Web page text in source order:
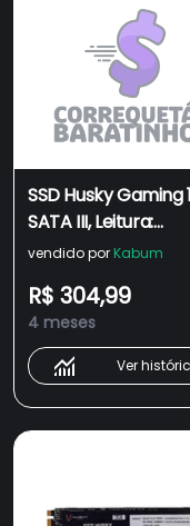
SSD Husky Gaming
SATA III, Leitura:
550MB/s e
HGML023
vendido por Kabum
R$ 304,99
4 meses
Ver